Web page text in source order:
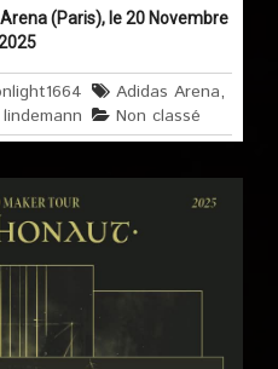
(Paris), le 20 Novembre
Adidas Arena,
Non classé